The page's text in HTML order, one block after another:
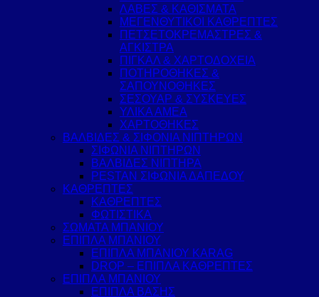
ΛΑΒΕΣ & ΚΑΘΙΣΜΑΤΑ
ΜΕΓΕΝΘΥΤΙΚΟΙ ΚΑΘΡΕΠΤΕΣ
ΠΕΤΣΕΤΟΚΡΕΜΑΣΤΡΕΣ &
ΑΓΚΙΣΤΡΑ
ΠΙΓΚΑΛ & ΧΑΡΤΟΔΟΧΕΙΑ
ΠΟΤΗΡΟΘΗΚΕΣ &
ΣΑΠΟΥΝΟΘΗΚΕΣ
ΣΕΣΟΥΑΡ & ΣΥΣΚΕΥΕΣ
ΥΛΙΚΑ ΑΜΕΑ
ΧΑΡΤΟΘΗΚΕΣ
ΒΑΛΒΙΔΕΣ & ΣΙΦΟΝΙΑ ΝΙΠΤΗΡΩΝ
ΣΙΦΩΝΙΑ ΝΙΠΤΗΡΩΝ
ΒΑΛΒΙΔΕΣ ΝΙΠΤΗΡΑ
PESTAN ΣΙΦΩΝΙΑ ΔΑΠΕΔΟΥ
ΚΑΘΡΕΠΤΕΣ
ΚΑΘΡΕΠΤΕΣ
ΦΩΤΙΣΤΙΚΑ
ΣΩΜΑΤΑ ΜΠΑΝΙΟΥ
ΕΠΙΠΛΑ ΜΠΑΝΙΟΥ
ΕΠΙΠΛΑ ΜΠΑΝΙΟΥ KARAG
DROP – ΕΠΙΠΛΑ ΚΑΘΡΕΠΤΕΣ
ΕΠΙΠΛΑ ΜΠΑΝΙΟΥ
ΕΠΙΠΛΑ ΒΑΣΗΣ